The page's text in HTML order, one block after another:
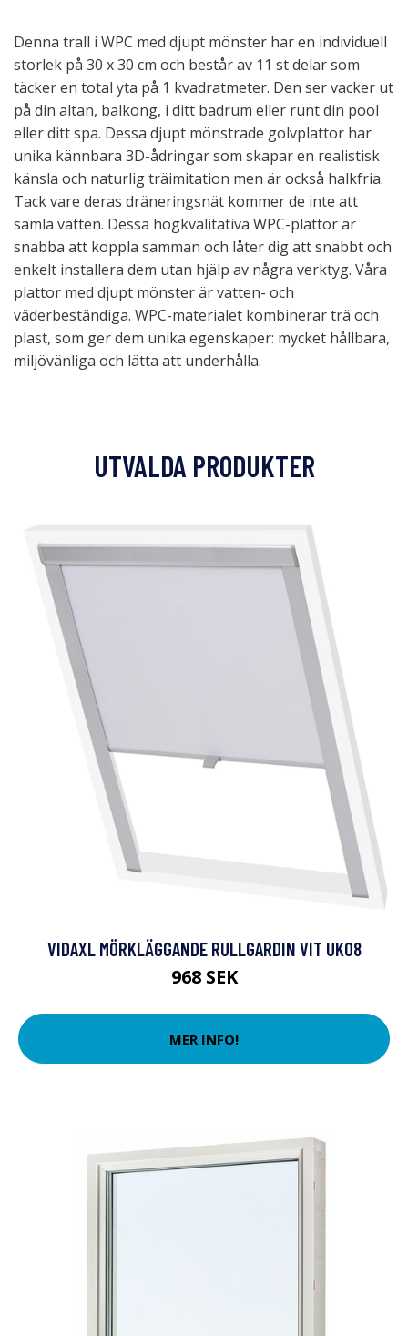
Denna trall i WPC med djupt mönster har en individuell
storlek på 30 x 30 cm och består av 11 st delar som
täcker en total yta på 1 kvadratmeter. Den ser vacker ut
på din altan, balkong, i ditt badrum eller runt din pool
eller ditt spa. Dessa djupt mönstrade golvplattor har
unika kännbara 3D-ådringar som skapar en realistisk
känsla och naturlig träimitation men är också halkfria.
Tack vare deras dräneringsnät kommer de inte att
samla vatten. Dessa högkvalitativa WPC-plattor är
snabba att koppla samman och låter dig att snabbt och
enkelt installera dem utan hjälp av några verktyg. Våra
plattor med djupt mönster är vatten- och
väderbeständiga. WPC-materialet kombinerar trä och
plast, som ger dem unika egenskaper: mycket hållbara,
miljövänliga och lätta att underhålla.
UTVALDA PRODUKTER
VIDAXL MÖRKLÄGGANDE RULLGARDIN VIT UK08
968 SEK
MER INFO!